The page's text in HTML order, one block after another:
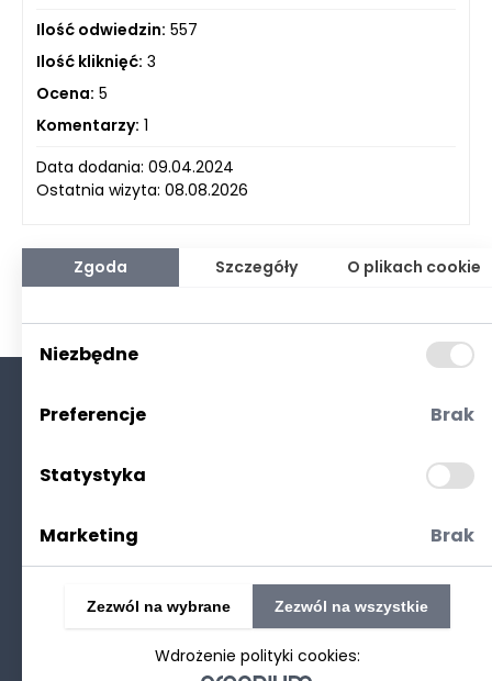
Ilość odwiedzin: 557
Ilość kliknięć: 3
Ocena: 5
Komentarzy: 1
Data dodania: 09.04.2024
Ostatnia wizyta: 08.08.2026
Polityka prywatności
©2025 Realizacjastrony www: Technetium.pl
Zgoda Szczegóły O plikach cookie
Niezbędne
Preferencje Brak
Statystyka
Marketing Brak
Wdrożenie polityki cookies:
Zezwól na wybrane Zezwól na wszystkie